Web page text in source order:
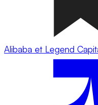
Alibaba et Legend